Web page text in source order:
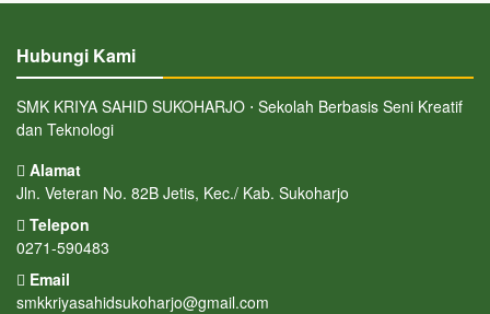
Hubungi Kami
SMK KRIYA SAHID SUKOHARJO ⋅ Sekolah Berbasis Seni Kreatif
dan Teknologi
Alamat
Jln. Veteran No. 82B Jetis, Kec./ Kab. Sukoharjo
Telepon
0271-590483
Email
smkkriyasahidsukoharjo@gmail.com